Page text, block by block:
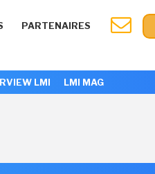
PARTENAIRES
LMI LMI MAG